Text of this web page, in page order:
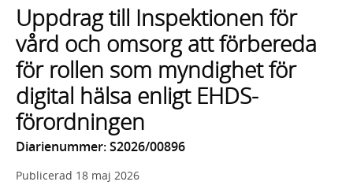
lista
med
sökförslag
Uppdrag till Inspektionen för
vård och omsorg att förbereda
för rollen som myndighet för
digital hälsa enligt EHDS-
förordningen
Diarienummer: S2026/00896
Publicerad 18 maj 2026